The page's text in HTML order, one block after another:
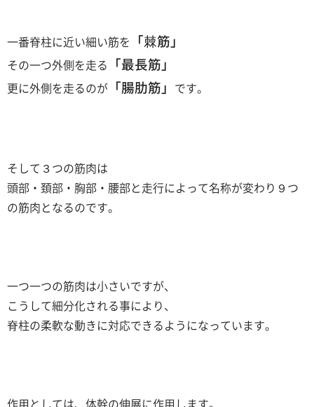
一番脊柱に近い細い筋を 「棘筋」
その一つ外側を走る 「最長筋」
更に外側を走るのが 「腸肋筋」 です。
そして３つの筋肉は
頭部・頚部・胸部・腰部と走行によって名称が変わり９つ
の筋肉となるのです。
一つ一つの筋肉は小さいですが、
こうして細分化される事により、
脊柱の柔軟な動きに対応できるようになっています。
作用としては、体幹の伸展に作用します。